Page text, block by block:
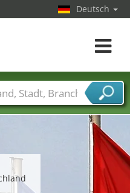
Deutsch
Toggle
Städte
Branchen